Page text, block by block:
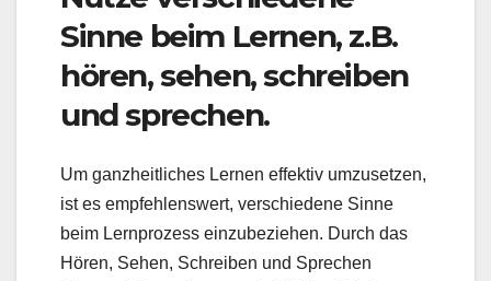
Sinne beim Lernen, z.B.
hören, sehen, schreiben
und sprechen.
Um ganzheitliches Lernen effektiv umzusetzen,
ist es empfehlenswert, verschiedene Sinne
beim Lernprozess einzubeziehen. Durch das
Hören, Sehen, Schreiben und Sprechen